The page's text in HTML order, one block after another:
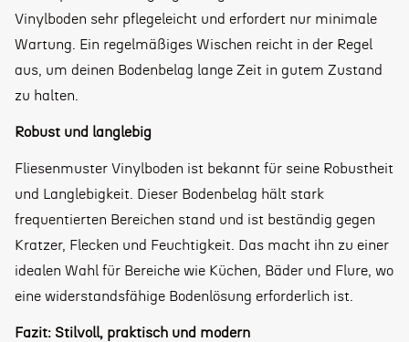
Vinylboden sehr pflegeleicht und erfordert nur minimale
Wartung. Ein regelmäßiges Wischen reicht in der Regel
aus, um deinen Bodenbelag lange Zeit in gutem Zustand
zu halten.
Robust und langlebig
Fliesenmuster Vinylboden ist bekannt für seine Robustheit
und Langlebigkeit. Dieser Bodenbelag hält stark
frequentierten Bereichen stand und ist beständig gegen
Kratzer, Flecken und Feuchtigkeit. Das macht ihn zu einer
idealen Wahl für Bereiche wie Küchen, Bäder und Flure, wo
eine widerstandsfähige Bodenlösung erforderlich ist.
Fazit: Stilvoll, praktisch und modern